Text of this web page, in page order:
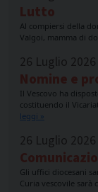
Lutto
Al compiersi della
Valgoi, mamma di
26 Luglio 2026
Nomine e
Il Vescovo ha
costituendo il
leggi »
26 Luglio 2026
Gli uffici diocesani
Curia vescovile sarà